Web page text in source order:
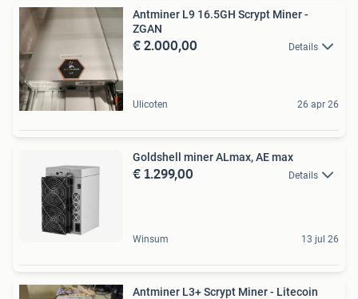
Antminer L9 16.5GH Scrypt Miner -
ZGAN
€ 2.000,00 Details
Ulicoten 26 apr 26
Goldshell miner ALmax, AE max
€ 1.299,00 Details
Winsum 13 jul 26
Antminer L3+ Scrypt Miner - Litecoin